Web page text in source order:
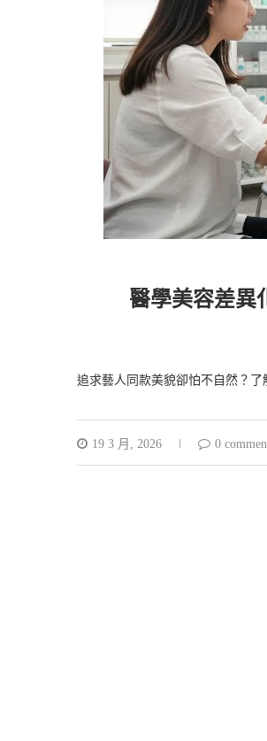
醫學美容差異
追求藝人同款美貌卻怕不自然？
19 3 月, 2026 0